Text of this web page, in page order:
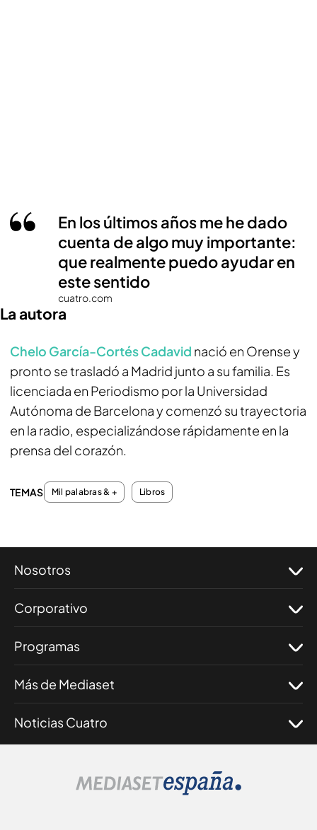
En los últimos años me he dado
cuenta de algo muy importante:
que realmente puedo ayudar en
este sentido
cuatro.com
La autora
Chelo García-Cortés Cadavid nació en Orense y
pronto se trasladó a Madrid junto a su familia. Es
licenciada en Periodismo por la Universidad
Autónoma de Barcelona y comenzó su trayectoria
en la radio, especializándose rápidamente en la
prensa del corazón.
TEMAS Mil palabras & + Libros
Nosotros
Corporativo
Programas
Más de Mediaset
Noticias Cuatro